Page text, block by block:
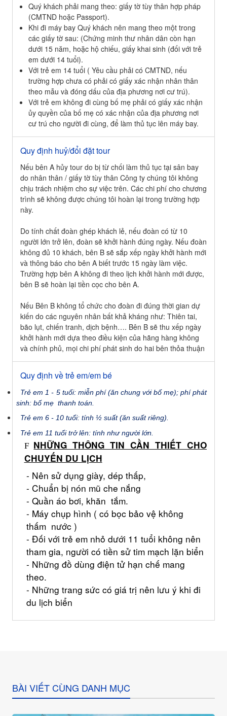
Quý khách phải mang theo: giấy tờ tùy thân hợp pháp
(CMTND hoặc Passport).
Khi đi máy bay Quý khách nên mang theo một trong
các giấy tờ sau: (Chứng minh thư nhân dân còn hạn
dưới 15 năm, hoặc hộ chiếu, giấy khai sinh (đối với trẻ
em dưới 14 tuổi).
Với trẻ em 14 tuổi ( Yêu cầu phải có CMTND, nếu
trường hợp chưa có phải có giấy xác nhận nhân thân
theo mẫu và đóng dấu của địa phương nơi cư trú).
Với trẻ em không đi cùng bố mẹ phải có giấy xác nhận
ủy quyền của bố mẹ có xác nhận của địa phương nơi
cư trú cho người đi cùng, để làm thủ tục lên máy bay.
Quy định huỷ/đổi đặt tour
Nếu bên A hủy tour do bị từ chối làm thủ tục tại sân bay
do nhân thân / giấy tờ tùy thân Công ty chúng tôi không
chịu trách nhiệm cho sự việc trên. Các chi phí cho chương
trình sẽ không được chúng tôi hoàn lại trong trường hợp
này.
Do tính chất đoàn ghép khách lẻ, nếu đoàn có từ 10
người lớn trở lên, đoàn sẽ khởi hành đúng ngày. Nếu đoàn
không đủ 10 khách, bên B sẽ sắp xếp ngày khởi hành mới
và thông báo cho bên A biết trước 15 ngày làm việc.
Trường hợp bên A không đi theo lịch khởi hành mới được,
bên B sẽ hoàn lại tiền cọc cho bên A.
Nếu Bên B không tổ chức cho đoàn đi đúng thời gian dự
kiến do các nguyên nhân bất khả kháng như: Thiên tai,
bão lụt, chiến tranh, dịch bệnh…. Bên B sẽ thu xếp ngày
khởi hành mới dựa theo điều kiện của hãng hàng không
và chính phủ, mọi chi phí phát sinh do hai bên thỏa thuận
Quy định về trẻ em/em bé
Trẻ em 1 - 5 tuổi: miễn phí (ăn chung với bố mẹ); phí phát
sinh: bố mẹ thanh toán.
Trẻ em 6 - 10 tuổi: tính ½ suất (ăn suất riêng).
Trẻ em 11 tuổi trở lên: tính như người lớn.
F NHỮNG THÔNG TIN CẦN THIẾT CHO
CHUYẾN DU LỊCH
- Nên sử dụng giày, dép thấp,
- Chuẩn bị nón mũ che nắng
- Quần áo bơi, khăn tắm.
- Máy chụp hình ( có bọc bảo vệ không
thấm nước )
- Đối với trẻ em nhỏ dưới 11 tuổi không nên
tham gia, người có tiền sử tim mạch lặn biển
- Những đồ dùng điện tử hạn chế mang
theo.
- Những trang sức có giá trị nên lưu ý khi đi
du lịch biển
BÀI VIẾT CÙNG DANH MỤC